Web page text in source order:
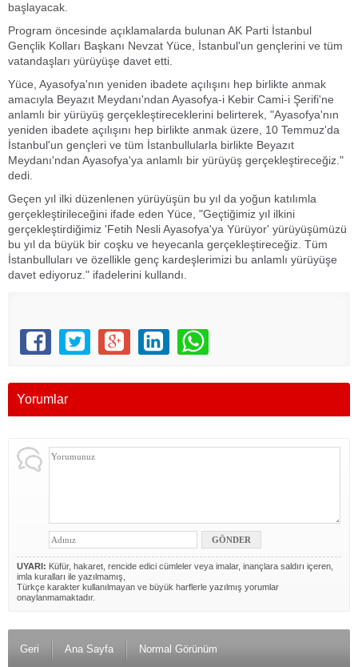
başlayacak.
Program öncesinde açıklamalarda bulunan AK Parti İstanbul
Gençlik Kolları Başkanı Nevzat Yüce, İstanbul'un gençlerini ve tüm
vatandaşları yürüyüşe davet etti.
Yüce, Ayasofya'nın yeniden ibadete açılışını hep birlikte anmak
amacıyla Beyazıt Meydanı'ndan Ayasofya-i Kebir Cami-i Şerifi'ne
anlamlı bir yürüyüş gerçekleştireceklerini belirterek, "Ayasofya'nın
yeniden ibadete açılışını hep birlikte anmak üzere, 10 Temmuz'da
İstanbul'un gençleri ve tüm İstanbullularla birlikte Beyazıt
Meydanı'ndan Ayasofya'ya anlamlı bir yürüyüş gerçekleştireceğiz."
dedi.
Geçen yıl ilki düzenlenen yürüyüşün bu yıl da yoğun katılımla
gerçekleştirileceğini ifade eden Yüce, "Geçtiğimiz yıl ilkini
gerçekleştirdiğimiz 'Fetih Nesli Ayasofya'ya Yürüyor' yürüyüşümüzü
bu yıl da büyük bir coşku ve heyecanla gerçekleştireceğiz. Tüm
İstanbulluları ve özellikle genç kardeşlerimizi bu anlamlı yürüyüşe
davet ediyoruz." ifadelerini kullandı.
Yorumlar
UYARI: Küfür, hakaret, rencide edici cümleler veya imalar, inançlara saldırı içeren,
imla kuralları ile yazılmamış,
Türkçe karakter kullanılmayan ve büyük harflerle yazılmış yorumlar
onaylanmamaktadır.
Geri Ana Sayfa Normal Görünüm